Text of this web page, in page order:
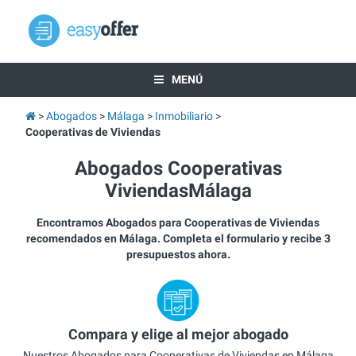
MENÚ
Abogados Málaga
Inmobiliario
Cooperativas de Viviendas
Abogados Cooperativas
ViviendasMálaga
Encontramos Abogados para Cooperativas de Viviendas
recomendados en Málaga. Completa el formulario y recibe 3
presupuestos ahora.
Compara y elige al mejor abogado